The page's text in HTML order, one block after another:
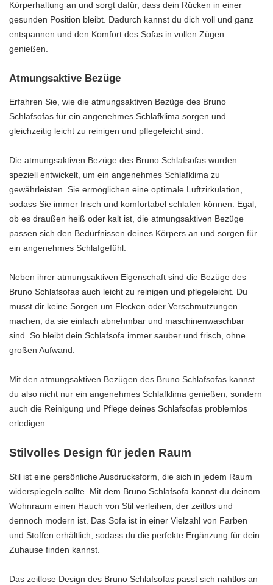
Körperhaltung an und sorgt dafür, dass dein Rücken in einer
gesunden Position bleibt. Dadurch kannst du dich voll und ganz
entspannen und den Komfort des Sofas in vollen Zügen
genießen.
Atmungsaktive Bezüge
Erfahren Sie, wie die atmungsaktiven Bezüge des Bruno
Schlafsofas für ein angenehmes Schlafklima sorgen und
gleichzeitig leicht zu reinigen und pflegeleicht sind.
Die atmungsaktiven Bezüge des Bruno Schlafsofas wurden
speziell entwickelt, um ein angenehmes Schlafklima zu
gewährleisten. Sie ermöglichen eine optimale Luftzirkulation,
sodass Sie immer frisch und komfortabel schlafen können. Egal,
ob es draußen heiß oder kalt ist, die atmungsaktiven Bezüge
passen sich den Bedürfnissen deines Körpers an und sorgen für
ein angenehmes Schlafgefühl.
Neben ihrer atmungsaktiven Eigenschaft sind die Bezüge des
Bruno Schlafsofas auch leicht zu reinigen und pflegeleicht. Du
musst dir keine Sorgen um Flecken oder Verschmutzungen
machen, da sie einfach abnehmbar und maschinenwaschbar
sind. So bleibt dein Schlafsofa immer sauber und frisch, ohne
großen Aufwand.
Mit den atmungsaktiven Bezügen des Bruno Schlafsofas kannst
du also nicht nur ein angenehmes Schlafklima genießen, sondern
auch die Reinigung und Pflege deines Schlafsofas problemlos
erledigen.
Stilvolles Design für jeden Raum
Stil ist eine persönliche Ausdrucksform, die sich in jedem Raum
widerspiegeln sollte. Mit dem Bruno Schlafsofa kannst du deinem
Wohnraum einen Hauch von Stil verleihen, der zeitlos und
dennoch modern ist. Das Sofa ist in einer Vielzahl von Farben
und Stoffen erhältlich, sodass du die perfekte Ergänzung für dein
Zuhause finden kannst.
Das zeitlose Design des Bruno Schlafsofas passt sich nahtlos an